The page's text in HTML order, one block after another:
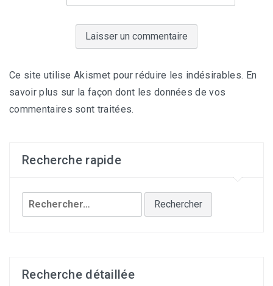
Ce site utilise Akismet pour réduire les indésirables. En
savoir plus sur la façon dont les données de vos
commentaires sont traitées.
Recherche rapide
Rechercher :
Recherche détaillée